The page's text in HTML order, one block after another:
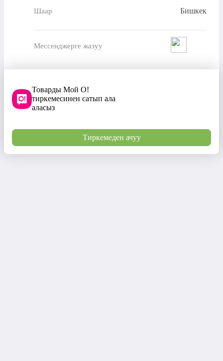
Шаар Бишкек
Мессенджерге жазуу
Товарды Мой О!
тиркемесинен сатып ала
аласыз
Тиркемеден ачуу